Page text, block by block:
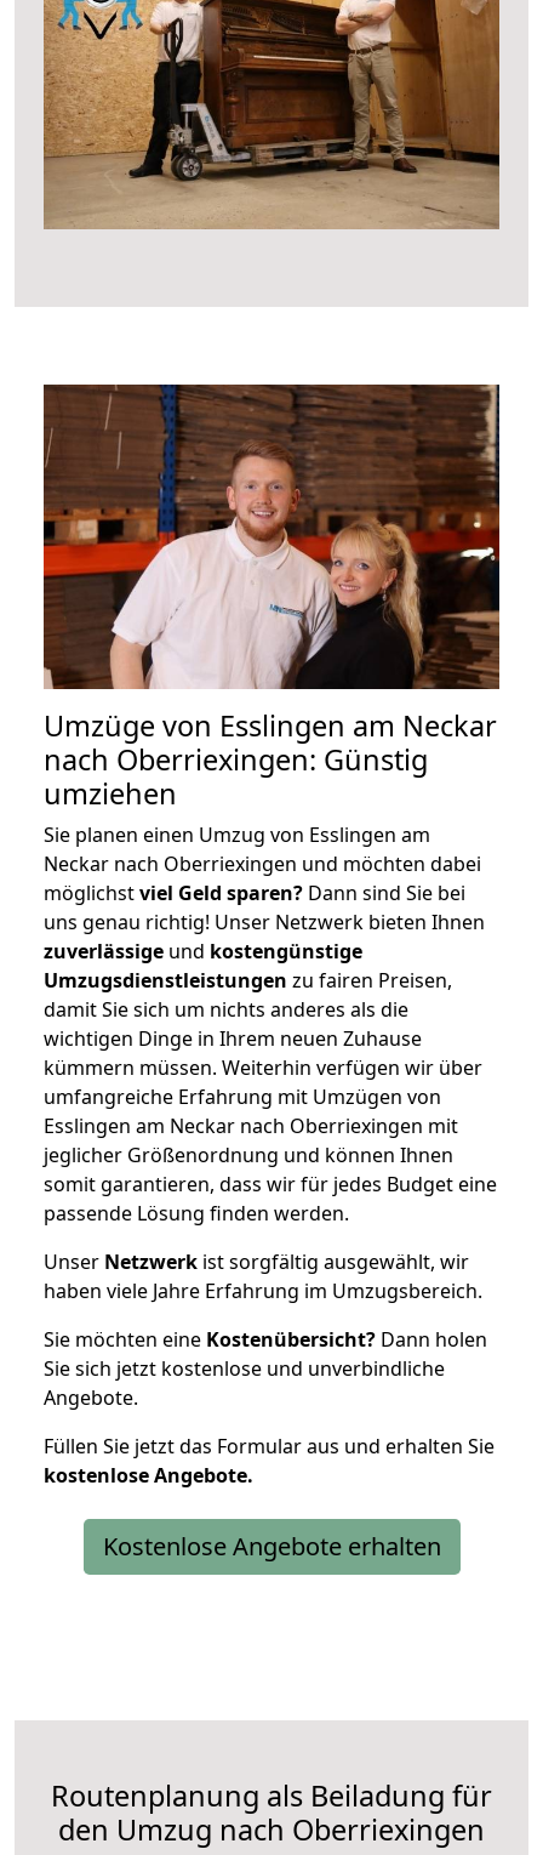
Umzüge von Esslingen am Neckar
nach Oberriexingen: Günstig
umziehen
Sie planen einen Umzug von Esslingen am
Neckar nach Oberriexingen und möchten dabei
möglichstviel Geld sparen? Dann sind Sie bei
uns genau richtig! Unser Netzwerk bieten Ihnen
zuverlässige und kostengünstige
Umzugsdienstleistungen zu fairen Preisen,
damit Sie sich um nichts anderes als die
wichtigen Dinge in Ihrem neuen Zuhause
kümmern müssen. Weiterhin verfügen wir über
umfangreiche Erfahrung mit Umzügen von
Esslingen am Neckar nach Oberriexingen mit
jeglicher Größenordnung und können Ihnen
somit garantieren, dass wir für jedes Budget eine
passende Lösung finden werden.
Unser Netzwerk ist sorgfältig ausgewählt, wir
haben viele Jahre Erfahrung im Umzugsbereich.
Sie möchten eine Kostenübersicht? Dann holen
Sie sich jetzt kostenlose und unverbindliche
Angebote.
Füllen Sie jetzt das Formular aus und erhalten Sie
kostenloseAngebote.
Kostenlose Angebote erhalten
Routenplanung als Beiladung für
den Umzug nach Oberriexingen